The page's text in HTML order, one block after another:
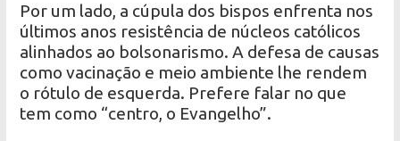
Por um lado, a cúpula dos bispos enfrenta nos
últimos anos resistência de núcleos católicos
alinhados ao bolsonarismo. A defesa de causas
como vacinação e meio ambiente lhe rendem
o rótulo de esquerda. Prefere falar no que
tem como “centro, o Evangelho”.